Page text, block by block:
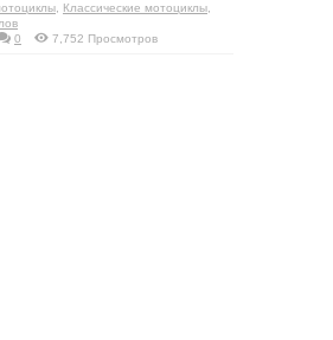
Классические мотоциклы
0 7,752 Просмотров